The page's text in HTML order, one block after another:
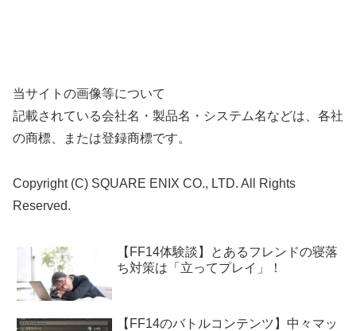
当サイトの画像等について
記載されている会社名・製品名・システム名などは、各社
の商標、または登録商標です。
Copyright (C) SQUARE ENIX CO., LTD. All Rights
Reserved.
【FF14体験談】とあるフレンドの寝落
ち対策は「立ってプレイ」！
【FF14のバトルコンテンツ】中々マッ